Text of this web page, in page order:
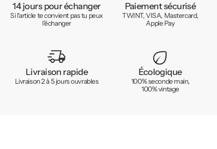
14 jours pour échanger
Si l'article te convient pas tu peux
l'échanger
Paiement sécurisé
TWINT, VISA, Mastercard,
Apple Pay
Livraison rapide
Livraison 2 à 5 jours ouvrables
Écologique
100% seconde main,
100% vintage